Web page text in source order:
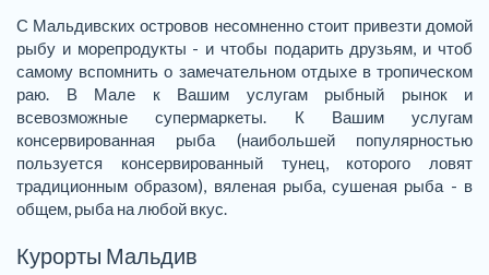
С Мальдивских островов несомненно стоит привезти домой
рыбу и морепродукты - и чтобы подарить друзьям, и чтоб
самому вспомнить о замечательном отдыхе в тропическом
раю. В Мале к Вашим услугам рыбный рынок и
всевозможные супермаркеты. К Вашим услугам
консервированная рыба (наибольшей популярностью
пользуется консервированный тунец, которого ловят
традиционным образом), вяленая рыба, сушеная рыба - в
общем, рыба на любой вкус.
Курорты Мальдив